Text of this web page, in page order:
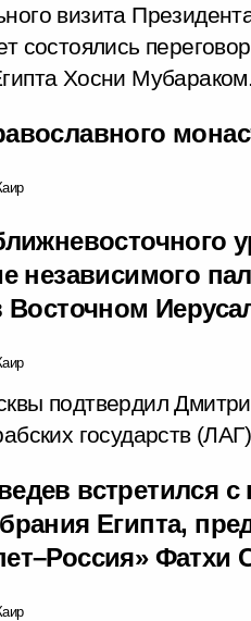
визита
состоялись
Хосни
независимого
Восточном
подтвердил
государств
встретился с
Египта,
Фатхи